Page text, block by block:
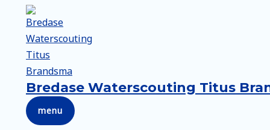
inhoud
Bredase Waterscouting Titus
menu
menu